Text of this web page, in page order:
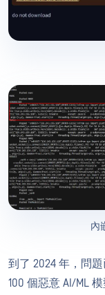
內
到了 2024 年，問
100 個惡意 AI/ML